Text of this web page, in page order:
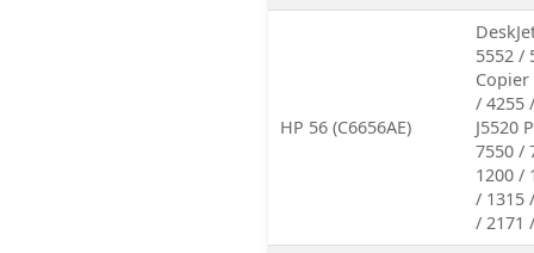
HP 56 (C6656AE)
5552 /
Copier
/ 4255
J5520
7550 /
1200 /
/ 1315
/ 2171